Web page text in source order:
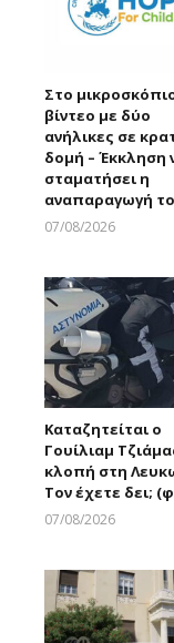
Στο
βίντεο με δύο
ανήλικες σε
δομή – Έκκληση
σταματήσει η
αναπαραγωγή
07/08/2026
Καταζητείται ο
Γουίλιαμ
κλοπή στη
Τον έχετε δει;
07/08/2026